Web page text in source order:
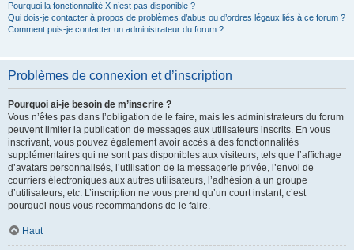
Pourquoi la fonctionnalité X n’est pas disponible ?
Qui dois-je contacter à propos de problèmes d’abus ou d’ordres légaux liés à ce forum ?
Comment puis-je contacter un administrateur du forum ?
Problèmes de connexion et d’inscription
Pourquoi ai-je besoin de m’inscrire ?
Vous n’êtes pas dans l’obligation de le faire, mais les administrateurs du forum
peuvent limiter la publication de messages aux utilisateurs inscrits. En vous
inscrivant, vous pouvez également avoir accès à des fonctionnalités
supplémentaires qui ne sont pas disponibles aux visiteurs, tels que l’affichage
d’avatars personnalisés, l’utilisation de la messagerie privée, l’envoi de
courriers électroniques aux autres utilisateurs, l’adhésion à un groupe
d’utilisateurs, etc. L’inscription ne vous prend qu’un court instant, c’est
pourquoi nous vous recommandons de le faire.
Haut